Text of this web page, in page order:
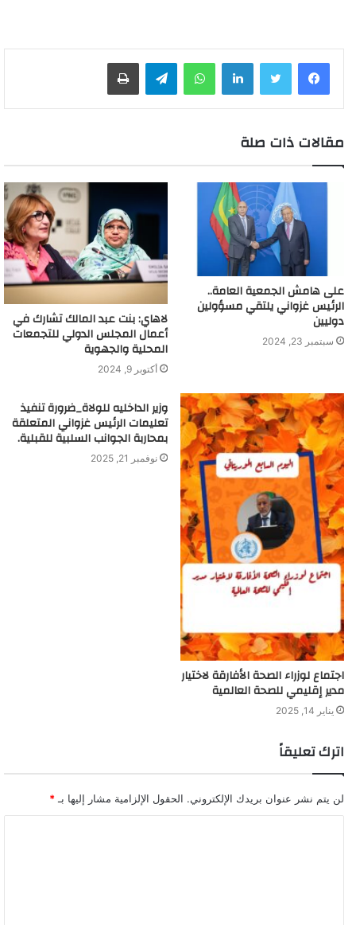
لينكدإن واتساب
مقالات ذات صلة
على هامش الجمعية العامة..
الرئيس غزواني يلتقي مسؤولين
دوليين
سبتمبر 23, 2024
لاهاي: بنت عبد المالك تشارك في
أعمال المجلس الدولي للتجمعات
المحلية والجهوية
أكتوبر 9, 2024
اجتماع لوزراء الصحة الأفارقة لاختيار
مدير إقليمي للصحة العالمية
يناير 14, 2025
وزير الداخليه للولاة_ضرورة تنفيذ
تعليمات الرئيس غزواني المتعلقة
بمحاربة الجوانب السلبية للقبلية.
نوفمبر 21, 2025
اترك تعليقاً
لن يتم نشر عنوان بريدك الإلكتروني. الحقول الإلزامية مشار إليها بـ *